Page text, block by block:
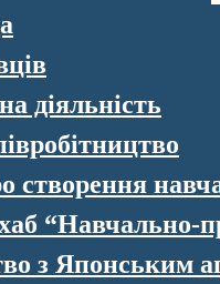
діяльність
створення
“Навчально-
з Японським